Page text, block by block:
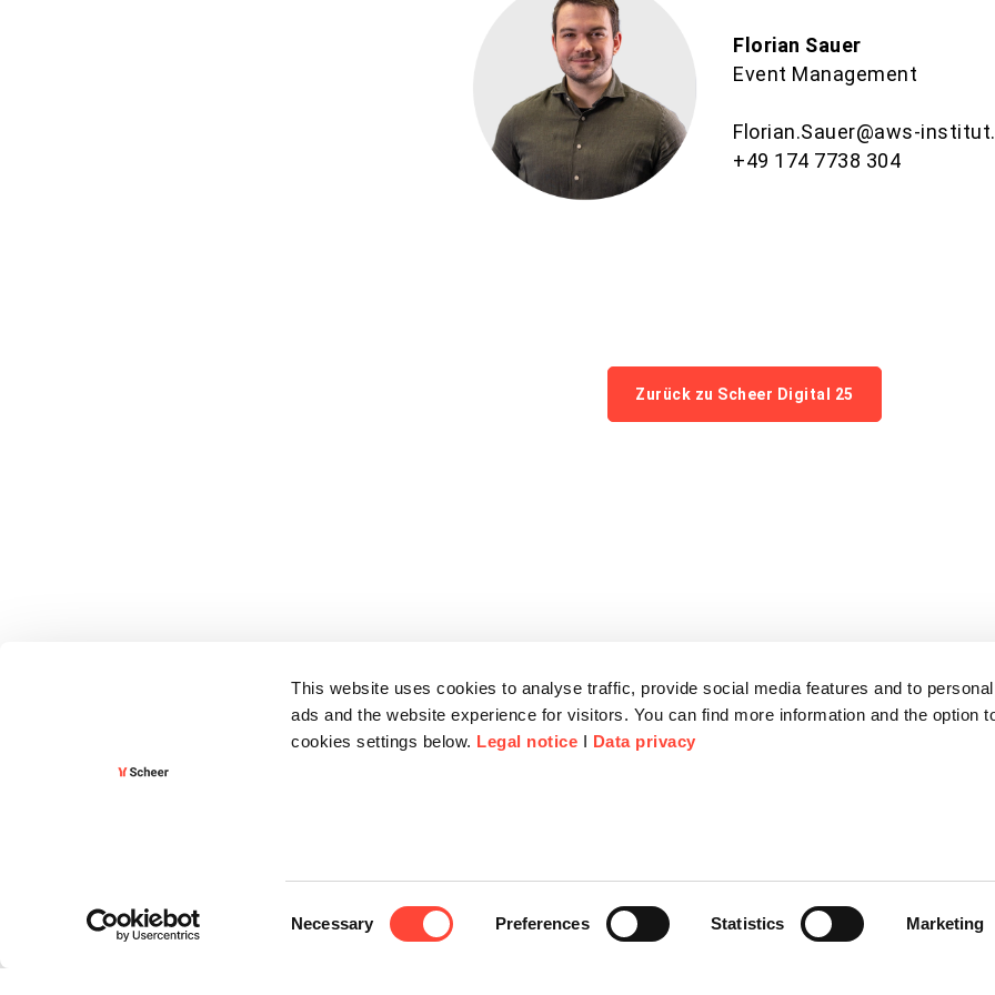
This website uses cookies to analyse traffic, provide social media features and to
ads and the website experience for visitors. You can find more information and the option
cookies settings below. Legal notice I Data privacy
Necessary Preferences Statistics Marketing
Florian Sauer
Event Management
Florian.Sauer@aws-
+49 174 7738 304
Zurück zu Scheer Digital 25